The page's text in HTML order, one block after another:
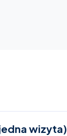
wizyta)